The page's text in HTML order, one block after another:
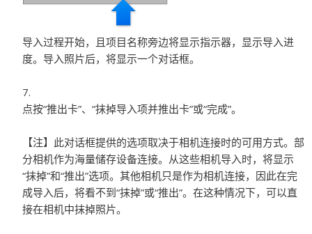
导入过程开始，且项目名称旁边将显示指示器，显示导入进
度。导入照片后，将显示一个对话框。
点按“推出卡”、“抹掉导入项并推出卡”或“完成”。
【注】 此对话框提供的选项取决于相机连接时的可用方式。部
分相机作为海量储存设备连接。从这些相机导入时，将显示
“抹掉”和“推出”选项。其他相机只是作为相机连接，因此在完
成导入后，将看不到“抹掉”或“推出”。在这种情况下，可以直
接在相机中抹掉照片。